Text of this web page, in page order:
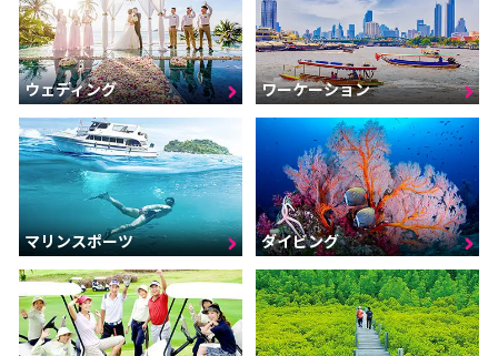
ウェディング ワーケーション
マリンスポーツ ダイビング